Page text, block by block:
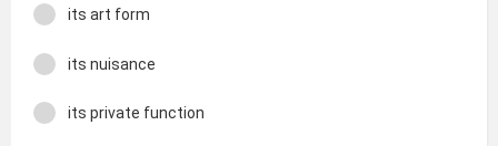
its art form
its nuisance
its private function